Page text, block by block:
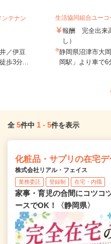
ンテナン
／伊豆
歩3分...
生活協同組合ユー
報酬 完全出来
し）
静岡県沼津市大
岡駅」より車で6
全 5件中 1 - 5件を表示
化粧品・サプリの在宅デ
株式会社リアル・フェイス
業務委託 登録制 在宅・内職
家事・育児の合間にコツコ
ースでOK！〈静岡県〉